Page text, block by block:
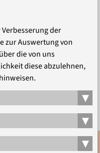
und Lernorte
Lernen über die
Zivilisation in
den Opfern ein
sind sie Orte der
Hinterbliebene.
der sowjetische
KZ
zu internieren.
unter ihnen
der
zur Auswertung von
die von uns
diese abzulehnen,
▾
▾
▾